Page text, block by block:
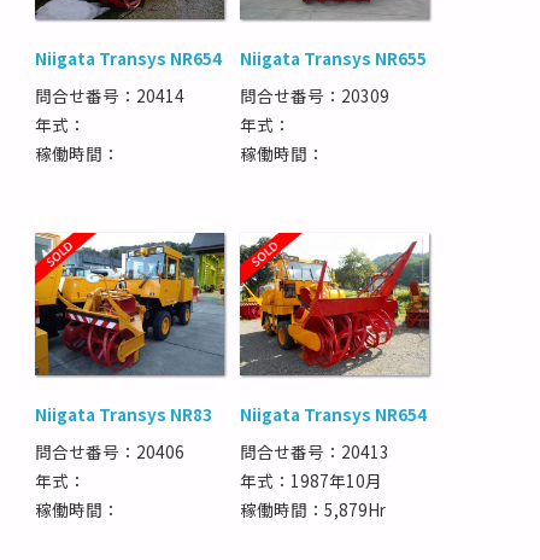
Niigata Transys NR654
問合せ番号：20414
年式：
稼働時間：
Niigata Transys NR655
問合せ番号：20309
年式：
稼働時間：
Niigata Transys NR83
問合せ番号：20406
年式：
稼働時間：
Niigata Transys NR654
問合せ番号：20413
年式：1987年10月
稼働時間：5,879Hr